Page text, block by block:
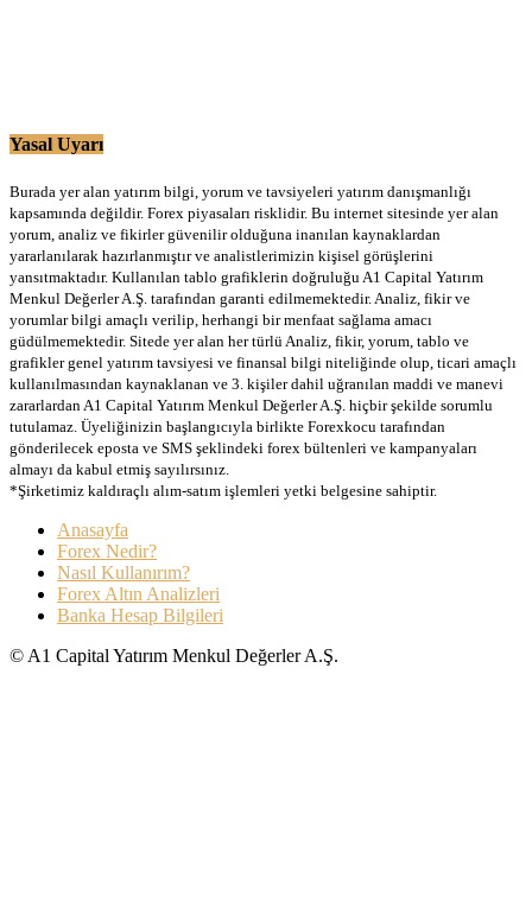
Yasal Uyarı
Burada yer alan yatırım bilgi, yorum ve tavsiyeleri yatırım danışmanlığı
kapsamında değildir. Forex piyasaları risklidir. Bu internet sitesinde yer alan
yorum, analiz ve fikirler güvenilir olduğuna inanılan kaynaklardan
yararlanılarak hazırlanmıştır ve analistlerimizin kişisel görüşlerini
yansıtmaktadır. Kullanılan tablo grafiklerin doğruluğu A1 Capital Yatırım
Menkul Değerler A.Ş. tarafından garanti edilmemektedir. Analiz, fikir ve
yorumlar bilgi amaçlı verilip, herhangi bir menfaat sağlama amacı
güdülmemektedir. Sitede yer alan her türlü Analiz, fikir, yorum, tablo ve
grafikler genel yatırım tavsiyesi ve finansal bilgi niteliğinde olup, ticari amaçlı
kullanılmasından kaynaklanan ve 3. kişiler dahil uğranılan maddi ve manevi
zararlardan A1 Capital Yatırım Menkul Değerler A.Ş. hiçbir şekilde sorumlu
tutulamaz. Üyeliğinizin başlangıcıyla birlikte Forexkocu tarafından
gönderilecek eposta ve SMS şeklindeki forex bültenleri ve kampanyaları
almayı da kabul etmiş sayılırsınız.
*Şirketimiz kaldıraçlı alım-satım işlemleri yetki belgesine sahiptir.
Anasayfa
Forex Nedir?
Nasıl Kullanırım?
Forex Altın Analizleri
Banka Hesap Bilgileri
© A1 Capital Yatırım Menkul Değerler A.Ş.